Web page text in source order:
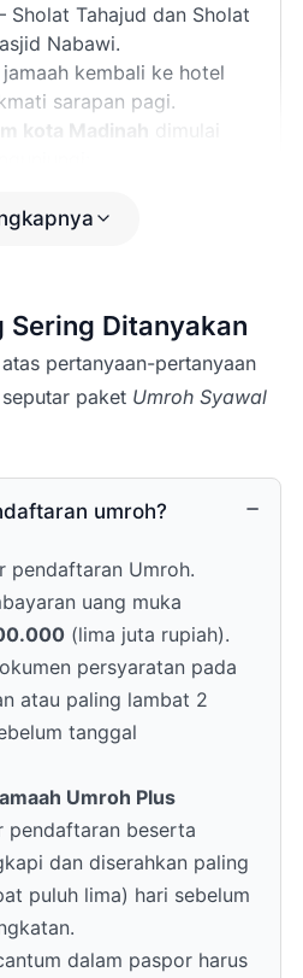
Sholat Tahajud dan Sholat
Nabawi.
kembali ke hotel
sarapan pagi.
kota Madinah
Baqi’
Bani Saidah
sekitar lainnya.(Catatan:
dapat disesuaikan
(izin kunjungan) yang
sistem resmi.
makan siang.
Sholat Ashar,
Isya di Masjid Nabawi.
dengan makan malam di
Sering Ditanyakan
pertanyaan-pertanyaan
paket Umroh Syawal
umroh?
pendaftaran Umroh.
uang muka
(lima juta rupiah).
persyaratan pada
atau paling lambat 2
tanggal
Umroh Plus
pendaftaran beserta
dan diserahkan paling
puluh lima) hari sebelum
dalam paspor harus